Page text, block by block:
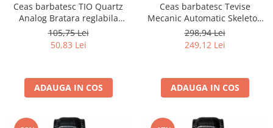
Ceas barbatesc TIO Quartz
Analog Bratara reglabila
Fashion Elegant Luxury Otel
inoxidabil
105,75 Lei
50,83 Lei
ADAUGA IN COS
Ceas barbatesc Tevise
Mecanic Automatic Skeleton
Luxury Piele Elegant Clasic
298,94 Lei
249,12 Lei
ADAUGA IN COS